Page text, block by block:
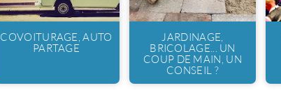
COVOITURAGE, AUTO
PARTAGE
JARDINAGE,
BRICOLAGE... UN
COUP DE MAIN, UN
CONSEIL ?